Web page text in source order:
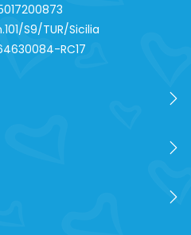
S9/TUR/Sicilia
RC17